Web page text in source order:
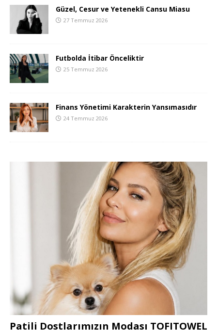
Güzel, Cesur ve Yetenekli Cansu Miasu
27 Temmuz 2026
Futbolda İtibar Önceliktir
25 Temmuz 2026
Finans Yönetimi Karakterin Yansımasıdır
24 Temmuz 2026
Patili Dostlarımızın Modası TOFITOWEL